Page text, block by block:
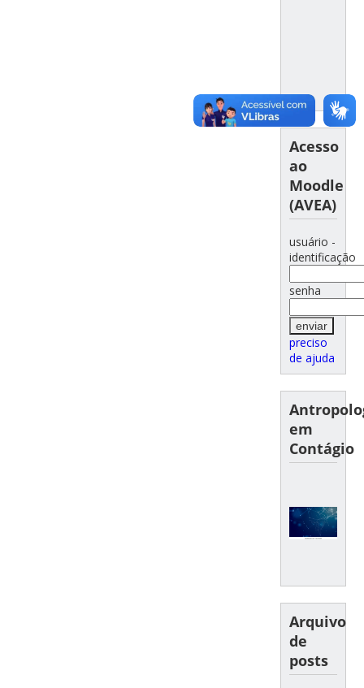
Acesso
ao
Moodle
(AVEA)
usuário -
identificação
senha
preciso
de ajuda
em
Contágio
Arquivo
de
posts